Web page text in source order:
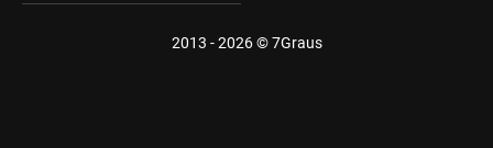
2013 - 2026 ©7Graus